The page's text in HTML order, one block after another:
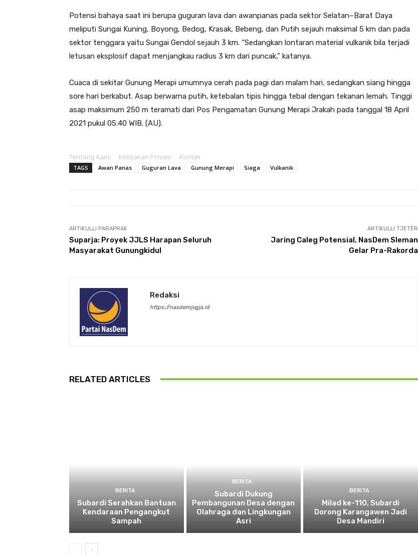
Potensi bahaya saat ini berupa guguran lava dan awanpanas pada sektor Selatan–Barat Daya
meliputi Sungai Kuning, Boyong, Bedog, Krasak, Bebeng, dan Putih sejauh maksimal 5 km dan pada
sektor tenggara yaitu Sungai Gendol sejauh 3 km. “Sedangkan lontaran material vulkanik bila terjadi
letusan eksplosif dapat menjangkau radius 3 km dari puncak,” katanya.
Cuaca di sekitar Gunung Merapi umumnya cerah pada pagi dan malam hari, sedangkan siang hingga
sore hari berkabut. Asap berwarna putih, ketebalan tipis hingga tebal dengan tekanan lemah. Tinggi
asap maksimum 250 m teramati dari Pos Pengamatan Gunung Merapi Jrakah pada tanggal 18 April
2021 pukul 05.40 WIB. (AU).
Tentang Kami Kebijakan Privasi
Kontak
TAGS
Awan Panas Guguran Lava Gunung Merapi Siaga Vulkanik
ARTIKULLI PARAPRAK
Suparja: Proyek JJLS Harapan Seluruh
Masyarakat Gunungkidul
ARTIKULLI TJETËR
Jaring Caleg Potensial, NasDem Sleman
Gelar Pra-Rakorda
Redaksi
https://nasdemjogja.id
RELATED ARTICLES
BERITA
Subardi Serahkan Bantuan
Kendaraan Pengangkut
Sampah
BERITA
Subardi Dukung
Pembangunan Desa dengan
Olahraga dan Lingkungan
Asri
BERITA
Milad ke-110, Subardi
Dorong Karangawen Jadi
Desa Mandiri